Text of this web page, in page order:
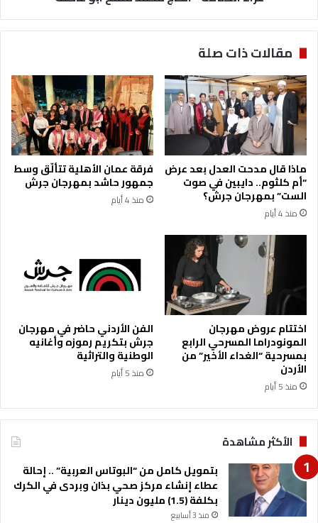
.
ل
ي
س
و
ي
ي
ع
ز
ي
آ
ل
ا
ه
ا
ح
ا
ج
م
ح
م
د
م
ف
ل
ح
ط
ف
مقالات ذات صلة
ماذا قال مدحت العدل بعد عرض
“أم كلثوم.. دايبين في صوت
الست” بمهرجان جرش؟
منذ 4 أيام
فرقة عمان الأهلية تتألّق وسط
جمهور حاشد بمهرجان جرش
منذ 4 أيام
اختتام عروض مهرجان
المونودراما المسرحي الرابع
بمسرحية “الغداء الأخير” من
الأردن
منذ 5 أيام
الفن الأردني حاضر في مهرجان
جرش بتكريم رموزه وأغانيه
الوطنية والتراثية
منذ 5 أيام
الأكثر مشاهدة
بتمويل كامل من “البوتاس العربية” .. إحالة
عطاء إنشاء مركز صحي بذان وبردى في الكرك
بكلفة (1.5) مليون دينار
منذ 3 أسابيع